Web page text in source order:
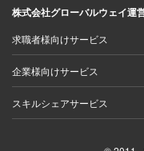
った量を決まった価格
は市場に出すと需給
る農家も増えている
は難しいんです。ま
株式会社グローバルウェイ運
求職者様向けサービス
企業様向けサービス
スキルシェアサービス